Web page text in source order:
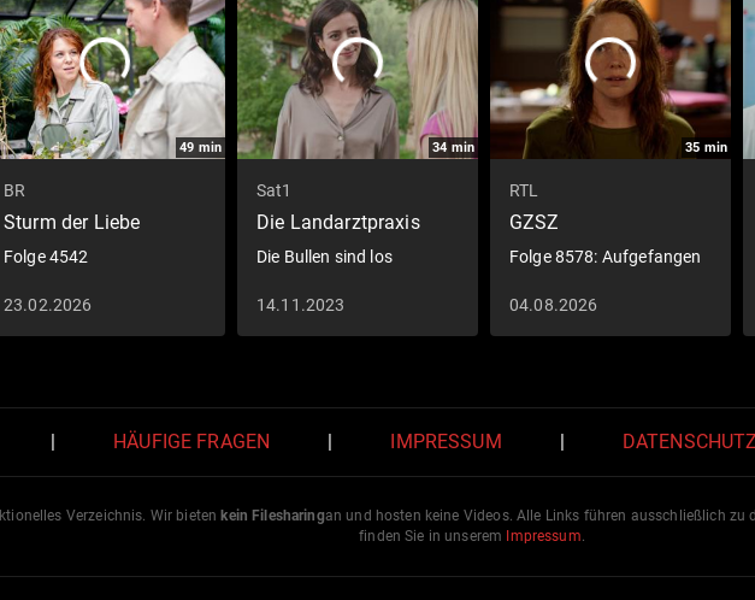
49 min
BR
Sturm der Liebe
Folge 4542
23.02.2026
34 min
Sat1
Die Landarztpraxis
Die Bullen sind los
14.11.2023
35 min
RTL
GZSZ
Folge 8578: Aufgefangen
04.08.2026
HÄUFIGE FRAGEN IMPRESSUM DATENSCHUTZ
Verzeichnis. Wir bieten kein Filesharingan und hosten keine Videos. Alle Links führen ausschließlich zu
finden Sie in unserem Impressum.